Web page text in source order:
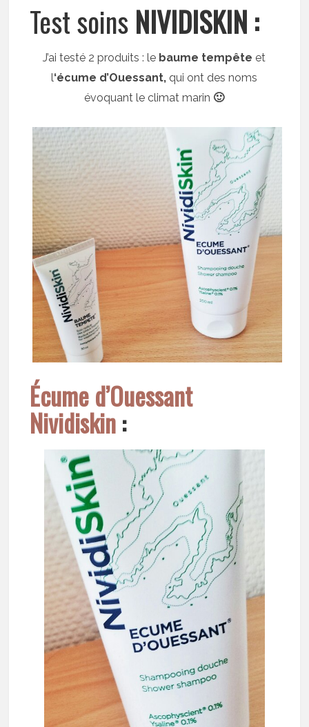
Test soins NIVIDISKIN :
J’ai testé 2 produits : le baume tempête et
l‘écume d’Ouessant, qui ont des noms
évoquant le climat marin 🙂
Écume d’Ouessant
Nividiskin: